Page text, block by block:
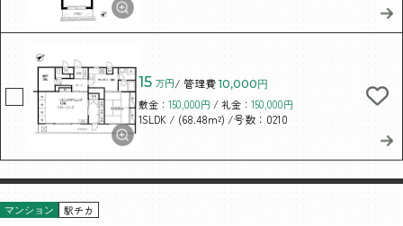
15 万円/ 管理費 10,000円
敷金：150,000円 / 礼金：150,000円
1SLDK / (68.48m²) /号数：0210
マンション 駅チカ